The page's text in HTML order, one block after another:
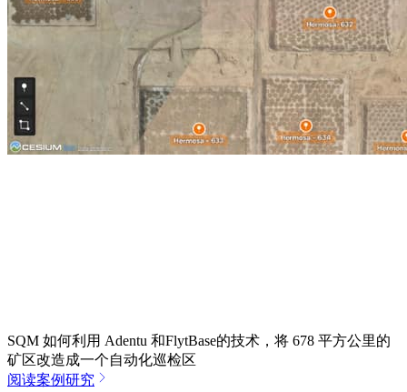
SQM 如何利用 Adentu 和FlytBase的技术，将 678 平方公里的
矿区改造成一个自动化巡检区
阅读案例研究